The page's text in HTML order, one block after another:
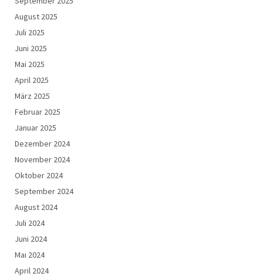
August 2025
Juli 2025
Juni 2025
Mai 2025
April 2025
März 2025
Februar 2025
Januar 2025
Dezember 2024
November 2024
Oktober 2024
September 2024
August 2024
Juli 2024
Juni 2024
Mai 2024
April 2024